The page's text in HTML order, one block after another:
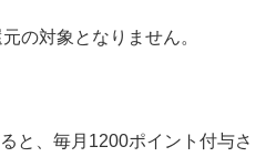
の対象となりません。
と、毎月1200ポイント付与さ